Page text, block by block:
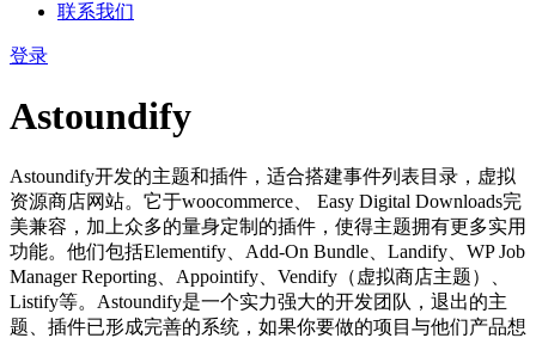
联系我们
登录
Astoundify
Astoundify开发的主题和插件，适合搭建事件列表目录，虚拟
资源商店网站。它于woocommerce、 Easy Digital Downloads完
美兼容，加上众多的量身定制的插件，使得主题拥有更多实用
功能。他们包括Elementify、Add-On Bundle、Landify、WP Job
Manager Reporting、Appointify、Vendify（虚拟商店主题）、
Listify等。Astoundify是一个实力强大的开发团队，退出的主
题、插件已形成完善的系统，如果你要做的项目与他们产品想